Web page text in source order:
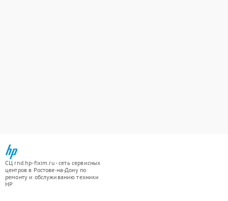
СЦ rnd.hp-fixim.ru - сеть сервисных
центров в Ростове-на-Дону по
ремонту и обслуживанию техники
HP